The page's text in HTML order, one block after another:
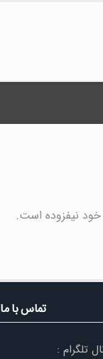
خود نیفزوده است.
تماس با ما
تلگرام :